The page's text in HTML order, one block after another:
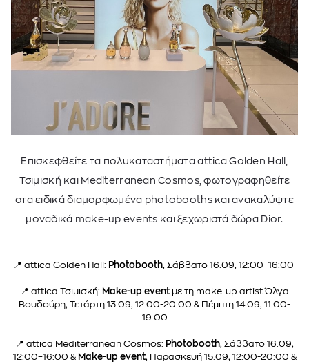
Επισκεφθείτε τα πολυκαταστήματα attica Golden Hall,
Τσιμισκή και Mediterranean Cosmos, φωτογραφηθείτε
στα ειδικά διαμορφωμένα photobooths και ανακαλύψτε
μοναδικά make-up events και ξεχωριστά δώρα Dior.
📍 attica Golden Hall: Photobooth, Σάββατο 16.09, 12:00–16:00
📍 attica Τσιμισκή: Make-up event με τη make-up artist Όλγα
Βουδούρη, Τετάρτη 13.09, 12:00-20:00 & Πέμπτη 14.09, 11:00-
19:00
📍 attica Mediterranean Cosmos: Photobooth, Σάββατο 16.09,
12:00–16:00 & Make-up event, Παρασκευή 15.09, 12:00-20:00 &